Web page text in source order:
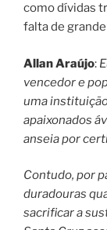
como dívidas
falta de
Allan Araújo:
vencedor e
uma
apaixonados
anseia por
Contudo, por
duradouras
sacrificar a